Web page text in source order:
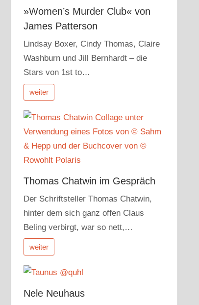
»Women’s Murder Club« von
James Patterson
Lindsay Boxer, Cindy Thomas, Claire
Washburn und Jill Bernhardt – die
Stars von 1st to…
weiter
Thomas Chatwin im Gespräch
Der Schriftsteller Thomas Chatwin,
hinter dem sich ganz offen Claus
Beling verbirgt, war so nett,…
weiter
Nele Neuhaus